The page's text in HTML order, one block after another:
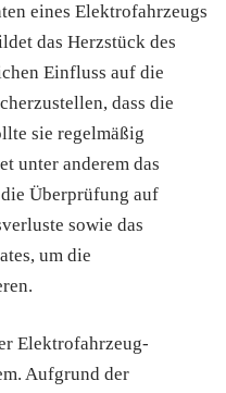
eines Elektrofahrzeugs
das Herzstück des
Einfluss auf die
dass die
sie regelmäßig
unter anderem das
Überprüfung auf
sowie das
um die
Elektrofahrzeug-
Aufgrund der